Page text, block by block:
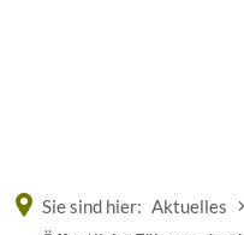
Sie sind hier: Aktuelles